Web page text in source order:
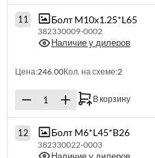
11 Болт M10х1.25*L65
382330009-0002
Наличие у дилеров
Цена:246.00Кол. на схеме:2
В корзину
12 Болт M6*L45*B26
382330022-0003
Наличие у дилеров